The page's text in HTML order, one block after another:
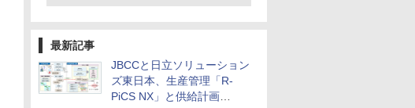
最新記事
JBCCと日立ソリューション
ズ東日本、生産管理「R-
PiCS NX」と供給計画